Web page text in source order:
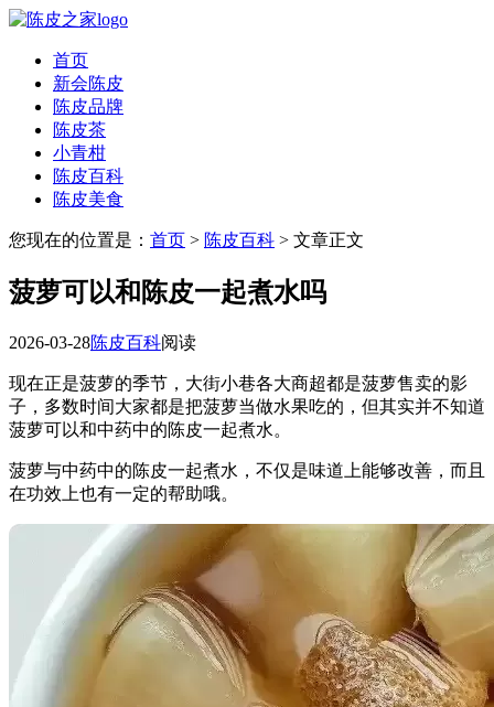
首页
新会陈皮
陈皮品牌
陈皮茶
小青柑
陈皮百科
陈皮美食
您现在的位置是： 首页 > 陈皮百科 > 文章正文
菠萝可以和陈皮一起煮水吗
2026-03-28陈皮百科阅读
现在正是菠萝的季节，大街小巷各大商超都是菠萝售卖的影
子，多数时间大家都是把菠萝当做水果吃的，但其实并不知道
菠萝可以和中药中的陈皮一起煮水。
菠萝与中药中的陈皮一起煮水，不仅是味道上能够改善，而且
在功效上也有一定的帮助哦。